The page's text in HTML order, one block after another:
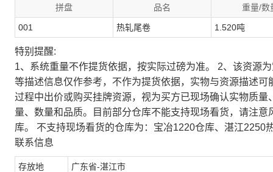
拼盘 品名 重量/数
001 热轧尾卷 1.520吨
特别提醒:
1、系统重量不作提货依据，按实际过磅为准。 2、该资源
等描述信息仅作参考，不作为提货依据，实物与资源描述
过程中出价或购买挂牌资源，视为买方已现场确认实物质
量、数量和品质。目前部分仓库不能支持现场看货，请注
库。 不支持现场看货的仓库为：宝冶1220仓库、湛江2250
联系信息
存放地 广东省-湛江市